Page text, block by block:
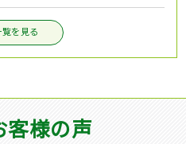
を見る
客様の声